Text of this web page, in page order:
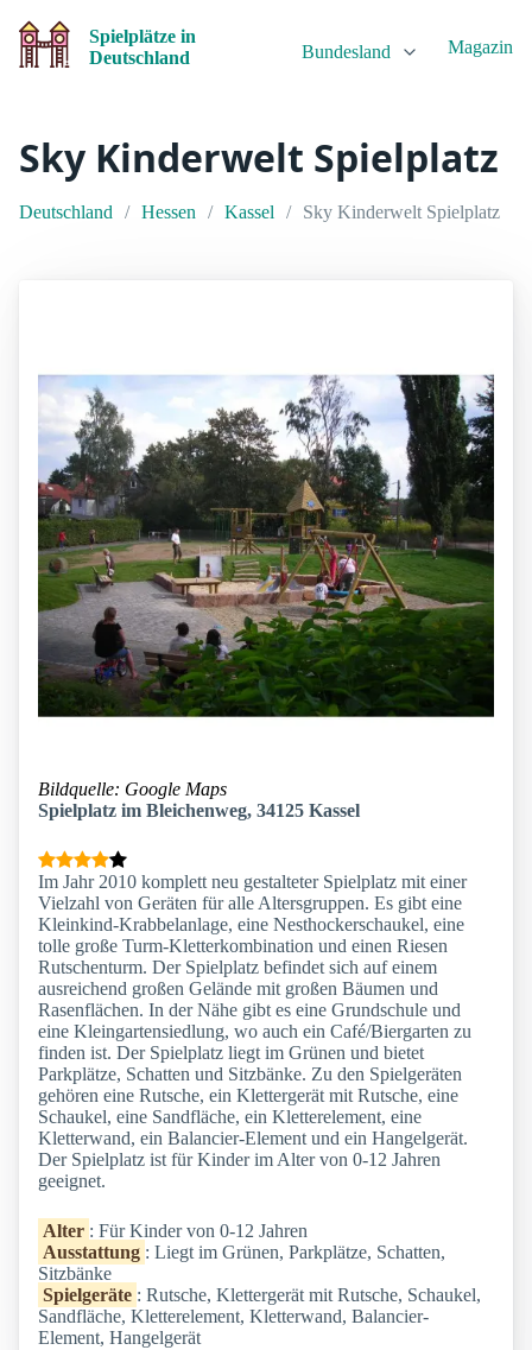
Spielplätze in
Deutschland
Bundesland Magazin
Sky Kinderwelt Spielplatz
Deutschland Hessen Kassel Sky Kinderwelt Spielplatz
Bildquelle: Google Maps
Spielplatz im Bleichenweg, 34125 Kassel
Im Jahr 2010 komplett neu gestalteter Spielplatz mit einer
Vielzahl von Geräten für alle Altersgruppen. Es gibt eine
Kleinkind-Krabbelanlage, eine Nesthockerschaukel, eine
tolle große Turm-Kletterkombination und einen Riesen
Rutschenturm. Der Spielplatz befindet sich auf einem
ausreichend großen Gelände mit großen Bäumen und
Rasenflächen. In der Nähe gibt es eine Grundschule und
eine Kleingartensiedlung, wo auch ein Café/Biergarten zu
finden ist. Der Spielplatz liegt im Grünen und bietet
Parkplätze, Schatten und Sitzbänke. Zu den Spielgeräten
gehören eine Rutsche, ein Klettergerät mit Rutsche, eine
Schaukel, eine Sandfläche, ein Kletterelement, eine
Kletterwand, ein Balancier-Element und ein Hangelgerät.
Der Spielplatz ist für Kinder im Alter von 0-12 Jahren
geeignet.
Alter : Für Kinder von 0-12 Jahren
Ausstattung : Liegt im Grünen, Parkplätze, Schatten,
Sitzbänke
Spielgeräte : Rutsche, Klettergerät mit Rutsche, Schaukel,
Sandfläche, Kletterelement, Kletterwand, Balancier-
Element, Hangelgerät